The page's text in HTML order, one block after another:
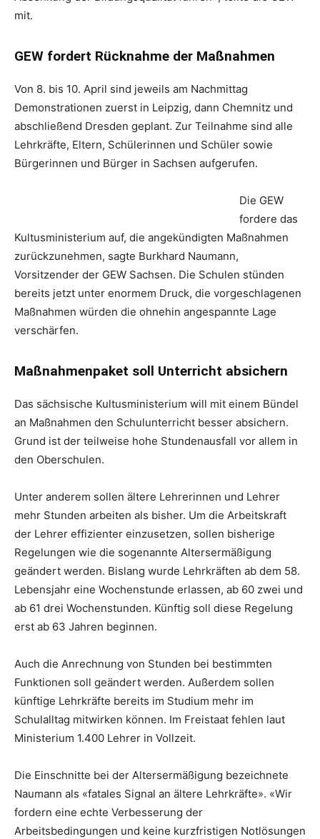
mit.
GEW fordert Rücknahme der Maßnahmen
Von 8. bis 10. April sind jeweils am Nachmittag
Demonstrationen zuerst in Leipzig, dann Chemnitz und
abschließend Dresden geplant. Zur Teilnahme sind alle
Lehrkräfte, Eltern, Schülerinnen und Schüler sowie
Bürgerinnen und Bürger in Sachsen aufgerufen.
Die GEW
fordere das
Kultusministerium auf, die angekündigten Maßnahmen
zurückzunehmen, sagte Burkhard Naumann,
Vorsitzender der GEW Sachsen. Die Schulen stünden
bereits jetzt unter enormem Druck, die vorgeschlagenen
Maßnahmen würden die ohnehin angespannte Lage
verschärfen.
Maßnahmenpaket soll Unterricht absichern
Das sächsische Kultusministerium will mit einem Bündel
an Maßnahmen den Schulunterricht besser absichern.
Grund ist der teilweise hohe Stundenausfall vor allem in
den Oberschulen.
Unter anderem sollen ältere Lehrerinnen und Lehrer
mehr Stunden arbeiten als bisher. Um die Arbeitskraft
der Lehrer effizienter einzusetzen, sollen bisherige
Regelungen wie die sogenannte Altersermäßigung
geändert werden. Bislang wurde Lehrkräften ab dem 58.
Lebensjahr eine Wochenstunde erlassen, ab 60 zwei und
ab 61 drei Wochenstunden. Künftig soll diese Regelung
erst ab 63 Jahren beginnen.
Auch die Anrechnung von Stunden bei bestimmten
Funktionen soll geändert werden. Außerdem sollen
künftige Lehrkräfte bereits im Studium mehr im
Schulalltag mitwirken können. Im Freistaat fehlen laut
Ministerium 1.400 Lehrer in Vollzeit.
Die Einschnitte bei der Altersermäßigung bezeichnete
Naumann als «fatales Signal an ältere Lehrkräfte». «Wir
fordern eine echte Verbesserung der
Arbeitsbedingungen und keine kurzfristigen Notlösungen